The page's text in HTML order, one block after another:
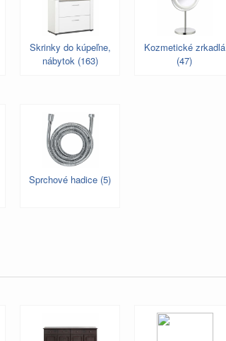
Skrinky do kúpeľne,
nábytok (163)
Kozmetické zrkadlá
(47)
Sprchové hadice (5)